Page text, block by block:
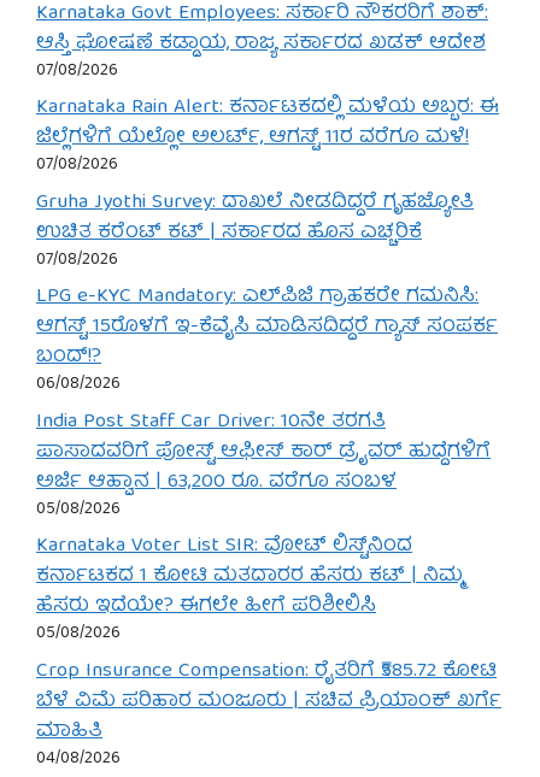
Karnataka Govt Employees: ಸರ್ಕಾರಿ ನೌಕರರಿಗೆ ಶಾಕ್:
ಆಸ್ತಿ ಘೋಷಣೆ ಕಡ್ಡಾಯ, ರಾಜ್ಯ ಸರ್ಕಾರದ ಖಡಕ್ ಆದೇಶ
07/08/2026
Karnataka Rain Alert: ಕರ್ನಾಟಕದಲ್ಲಿ ಮಳೆಯ ಅಬ್ಬರ: ಈ
ಜಿಲ್ಲೆಗಳಿಗೆ ಯೆಲ್ಲೋ ಅಲರ್ಟ್, ಆಗಸ್ಟ್ 11ರ ವರೆಗೂ ಮಳೆ!
07/08/2026
Gruha Jyothi Survey: ದಾಖಲೆ ನೀಡದಿದ್ದರೆ ಗೃಹಜ್ಯೋತಿ
ಉಚಿತ ಕರೆಂಟ್ ಕಟ್ | ಸರ್ಕಾರದ ಹೊಸ ಎಚ್ಚರಿಕೆ
07/08/2026
LPG e-KYC Mandatory: ಎಲ್‌ಪಿಜಿ ಗ್ರಾಹಕರೇ ಗಮನಿಸಿ:
ಆಗಸ್ಟ್ 15ರೊಳಗೆ ಇ-ಕೆವೈಸಿ ಮಾಡಿಸದಿದ್ದರೆ ಗ್ಯಾಸ್ ಸಂಪರ್ಕ
ಬಂದ್!?
06/08/2026
India Post Staff Car Driver: 10ನೇ ತರಗತಿ
ಪಾಸಾದವರಿಗೆ ಪೋಸ್ಟ್ ಆಫೀಸ್ ಕಾರ್ ಡ್ರೈವರ್ ಹುದ್ದೆಗಳಿಗೆ
ಅರ್ಜಿ ಆಹ್ವಾನ | 63,200 ರೂ. ವರೆಗೂ ಸಂಬಳ
05/08/2026
Karnataka Voter List SIR: ವೋಟ್ ಲಿಸ್ಟ್‌ನಿಂದ
ಕರ್ನಾಟಕದ 1 ಕೋಟಿ ಮತದಾರರ ಹೆಸರು ಕಟ್ | ನಿಮ್ಮ
ಹೆಸರು ಇದೆಯೇ? ಈಗಲೇ ಹೀಗೆ ಪರಿಶೀಲಿಸಿ
05/08/2026
Crop Insurance Compensation: ರೈತರಿಗೆ ₹585.72 ಕೋಟಿ
ಬೆಳೆ ವಿಮೆ ಪರಿಹಾರ ಮಂಜೂರು | ಸಚಿವ ಪ್ರಿಯಾಂಕ್ ಖರ್ಗೆ
ಮಾಹಿತಿ
04/08/2026